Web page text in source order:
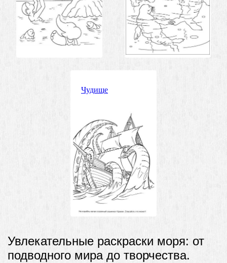
Чудище
Увлекательные раскраски моря: от
подводного мира до творчества.